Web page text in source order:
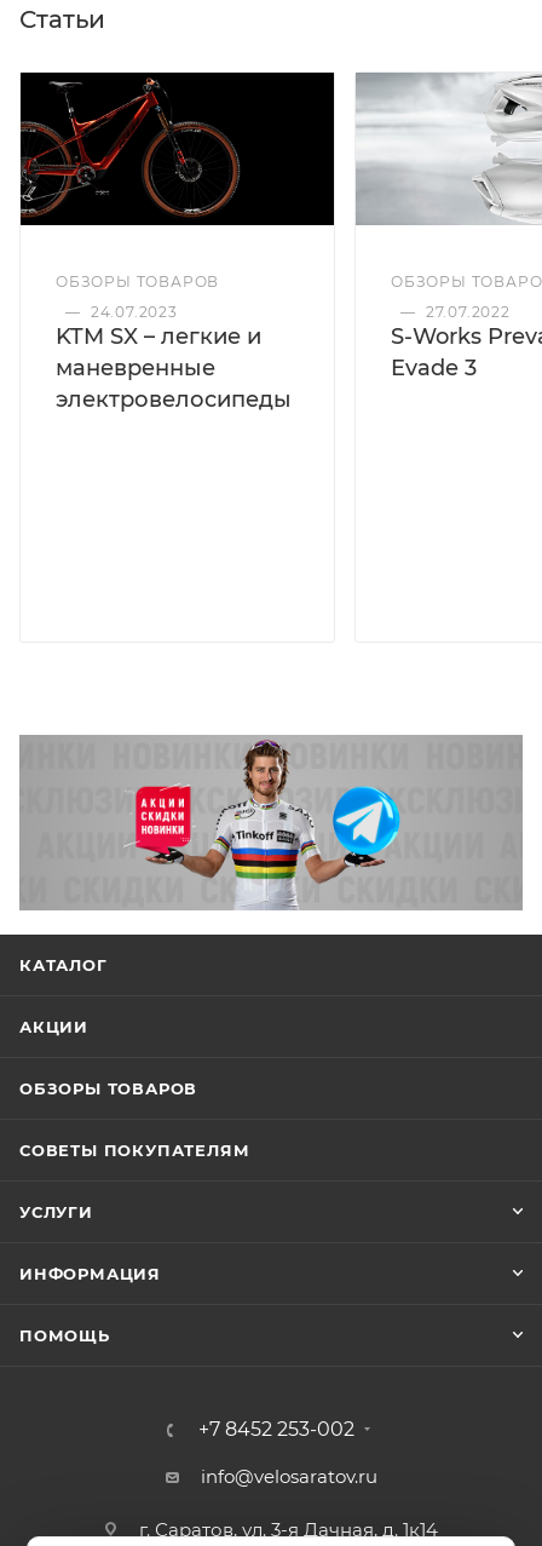
Статьи
ОБЗОРЫ ТОВАРОВ
— 24.07.2023
KTM SX – легкие и
маневренные
электровелосипеды
ОБЗОРЫ
— 27.07.2022
S-Works
Evade 3
КАТАЛОГ
АКЦИИ
ОБЗОРЫ ТОВАРОВ
СОВЕТЫ ПОКУПАТЕЛЯМ
УСЛУГИ
ИНФОРМАЦИЯ
ПОМОЩЬ
+7 8452 253-002
info@velosaratov.ru
г. Саратов, ул. 3-я Дачная, д. 1к14